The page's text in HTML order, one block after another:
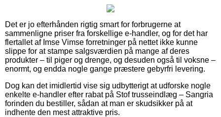
Det er jo efterhånden rigtig smart for forbrugerne at
sammenligne priser fra forskellige e-handler, og for det har
flertallet af Imse Vimse forretninger på nettet ikke kunne
slippe for at stampe salgsværdien på mange af deres
produkter – til piger og drenge, og desuden også til voksne –
enormt, og endda nogle gange præstere gebyrfri levering.
Dog kan det imidlertid vise sig udbytterigt at udforske nogle
enkelte e-handler efter rabat på Stof trusseindlæg – Sangria
forinden du bestiller, sådan at man er skudsikker på at
indhente den mest attraktive pris.